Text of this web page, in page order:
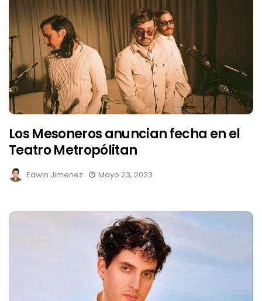
Los Mesoneros anuncian fecha en el
Teatro Metropólitan
Edwin Jimenez Mayo 23, 2023